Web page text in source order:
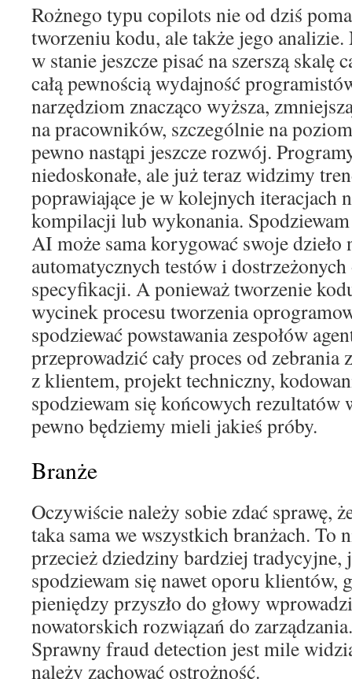
Rożnego typu copilots nie od dziś
tworzeniu kodu, ale także jego
w stanie jeszcze pisać na szerszą skalę
całą pewnością wydajność
narzędziom znacząco wyższa,
na pracowników, szczególnie na
pewno nastąpi jeszcze rozwój.
niedoskonałe, ale już teraz widzimy
poprawiające je w kolejnych iteracjach
kompilacji lub wykonania. Spodziewam
AI może sama korygować swoje dzieło
automatycznych testów i
specyfikacji. A ponieważ tworzenie
wycinek procesu tworzenia
spodziewać powstawania zespołów
przeprowadzić cały proces od zebrania
z klientem, projekt techniczny,
spodziewam się końcowych rezultatów
pewno będziemy mieli jakieś próby.
Branże
Oczywiście należy sobie zdać sprawę,
taka sama we wszystkich branżach. To
przecież dziedziny bardziej tradycyjne,
spodziewam się nawet oporu
pieniędzy przyszło do głowy
nowatorskich rozwiązań do
Sprawny fraud detection jest mile
należy zachować ostrożność.